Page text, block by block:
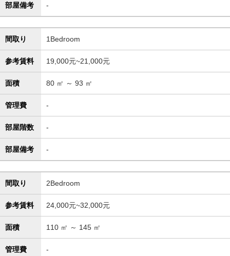
部屋備考 -
間取り 1Bedroom
参考賃料 19,000元~21,000元
面積 80 ㎡ ～ 93 ㎡
管理費 -
部屋階数 -
部屋備考 -
間取り 2Bedroom
参考賃料 24,000元~32,000元
面積 110 ㎡ ～ 145 ㎡
管理費 -